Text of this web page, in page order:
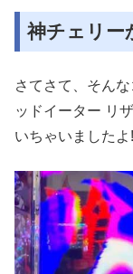
神チェリー
さてさて、そん
ッドイーター リ
いちゃいましたよ